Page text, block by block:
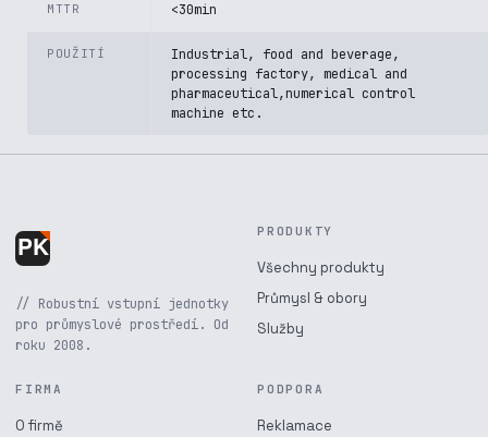
MTTR <30min
POUŽITÍ
Industrial, food and beverage,
processing factory, medical and
pharmaceutical,numerical control
machine etc.
// Robustní vstupní jednotky
pro průmyslové prostředí. Od
roku 2008.
PRODUKTY
Všechny produkty
Průmysl & obory
Služby
FIRMA
O firmě
PODPORA
Reklamace